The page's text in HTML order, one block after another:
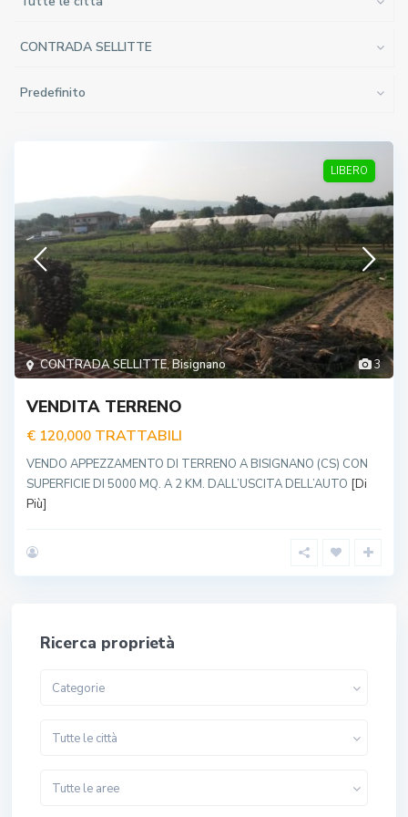
CONTRADA SELLITTE
Predefinito
3
CONTRADA SELLITTE,Bisignano
LIBERO
VENDITA TERRENO
€ 120,000 TRATTABILI
VENDO APPEZZAMENTO DI TERRENO A BISIGNANO (CS) CON
SUPERFICIE DI 5000 MQ. A 2 KM. DALL’USCITA DELL’AUTO [Di
Più]
Ricerca proprietà
Categorie
Tutte le città
Tutte le aree